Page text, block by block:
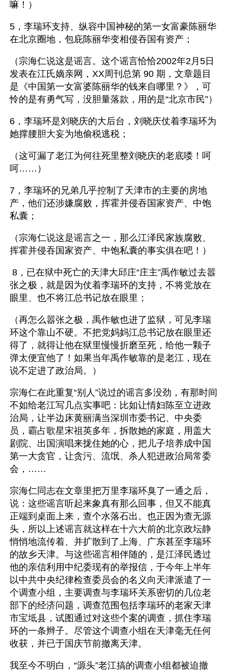
嘛！）
5，李瑞环支持、纵容中国神秘的第一女富豪陈丽华
在北京圈地，包庇陈丽华变相侵吞国有资产；
（宗海仁说这是谣言。这个谣言恰恰2002年2月5日
发表在江氏嫡亲网，XX周刊总第 90 期，文章题目
是《中国第一女富婆陈丽华的钱来自哪里？》，可
6，李瑞环是刘晓庆的大后台，刘晓庆仗着李瑞环为
她撑腰胆大妄为地偷税逃税；
（这可漏了老江为何往死里整刘晓庆的老底喽！呵
呵……）
7，李瑞环的兄弟几乎控制了天津市的主要的房地
产，他们还涉嫌腐败，挥霍并侵吞国家资产、中饱
私囊；
（宗海仁说这是谣言之一，那么江泽民家族腐败、
挥霍并侵吞国家资产、中饱私囊的事实俱在吧！）
张之极，就是因为仗着李瑞环的支持，不将党放在
眼里、也不将江总书记放在眼里；
（再怎么嚣张之极，禹作敏也进了监狱，可见李瑞
环这个靠山不硬。不把党妈妈江总书记放在眼里还
得了，就得让他在狱里慢慢折磨至死，给他一颗子
弹太便宜他了！如果当年禹作敏靠的是老江，现在
说不定进了政治局。）
宗海仁在此重复“别人”说过的谣言多没劲，有那时间
不如给老江写几点实事吧：比如让情妇陈至立进政
治局，让半边床黄丽满当深圳市委书记、中央委
员，霸占歌星宋祖英多年，拆散她的家庭，用盖大
剧院、出国演唱来拢住她的心，把儿子培养成中国
第一大贪官，让贪污、流氓、杀人犯进政治局常委
会，……
宗海仁同志在文章里把万里李瑞环臭了一通之后，
说：这些谣言听起来象真有那么回事，但又不能真
正端到桌面上来，查个水落石出。也正因为查无源
头，所以上述谣言就这样在十六大前的北京政坛静
悄悄地流传着、并扩散到了上海、广东甚至李瑞环
的故乡天津。与这些谣言相伴随的，是江泽民透过
他的亲信利用中纪委现有的举报信，于今年上半年
以中共中央纪律检查委员会的名义向天津派遣了一
个调查小组，主要调查与李瑞环关系密切的几位老
部下的经济问题，调查范围包括李瑞环的老家天津
市宝坻县，试图通过对这些个案的调查，抓住李瑞
环的一条辫子。尽管这个调查小组在天津毫无任何
收获，并已于国庆节前撤离天津。
我至今不明白，“源头”老江搞的调查小组都被迫撤